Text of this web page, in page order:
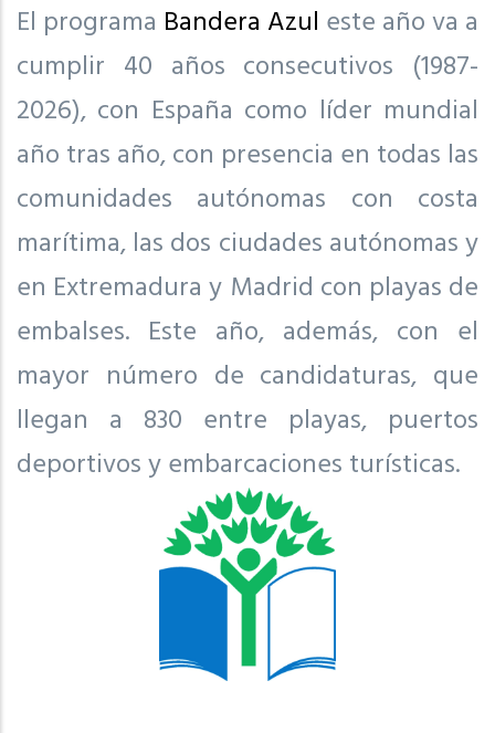
El programa Bandera Azul este año va a
cumplir 40 años consecutivos (1987-
2026), con España como líder mundial
año tras año, con presencia en todas las
comunidades autónomas con costa
marítima, las dos ciudades autónomas y
en Extremadura y Madrid con playas de
embalses. Este año, además, con el
mayor número de candidaturas, que
llegan a 830 entre playas, puertos
deportivos y embarcaciones turísticas.